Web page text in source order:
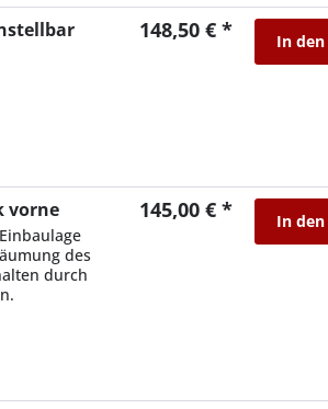
148,50 € * In den
vorne
des
durch
145,00 € * In den